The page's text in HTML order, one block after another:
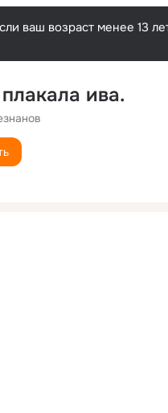
ваш возраст менее 13
ива.